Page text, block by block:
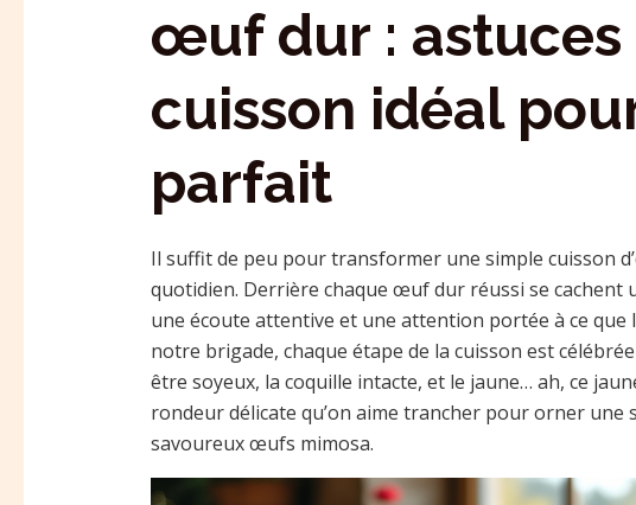
œuf dur : astuces
cuisson idéal
parfait
Il suffit de peu pour transformer une simple cuisson
quotidien. Derrière chaque œuf dur réussi se cachent
une écoute attentive et une attention portée à ce
notre brigade, chaque étape de la cuisson est
être soyeux, la coquille intacte, et le jaune… ah, ce
rondeur délicate qu’on aime trancher pour orner une
savoureux œufs mimosa.